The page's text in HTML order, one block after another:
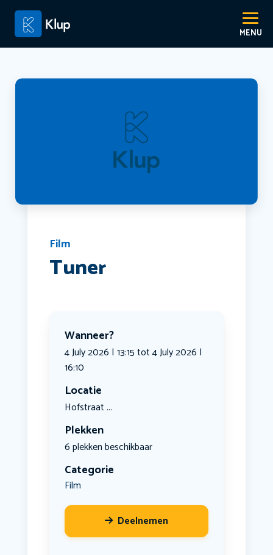
Film
Tuner
Wanneer?
4 July 2026 | 13:15 tot 4 July 2026 |
16:10
Locatie
Hofstraat ...
Plekken
6 plekken beschikbaar
Categorie
Film
Deelnemen